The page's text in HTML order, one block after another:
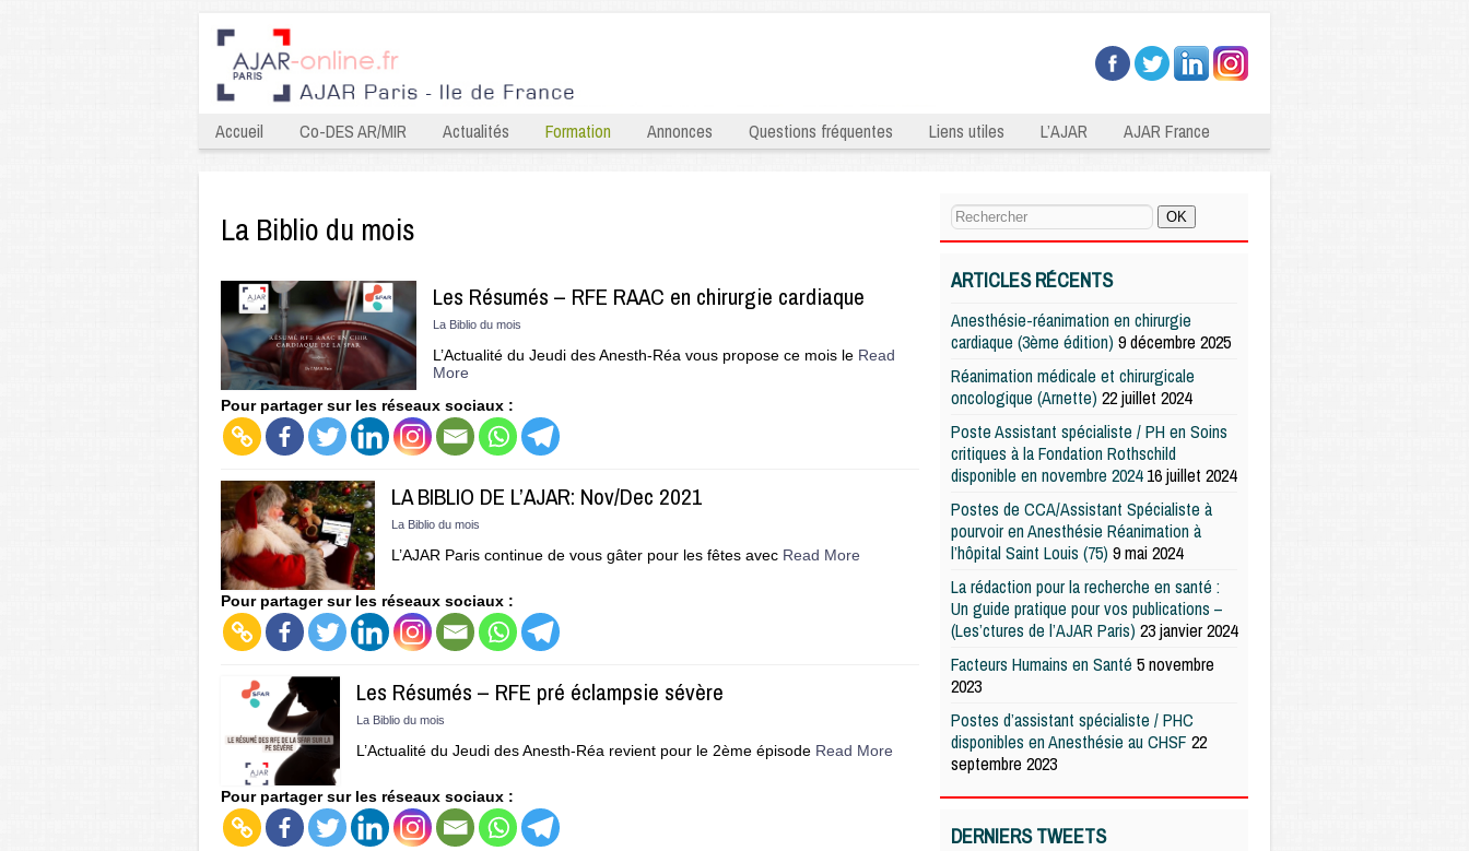
Accueil Co-DES AR/MIR Actualités Formation Annonces Questions fréquentes Liens utiles L’AJAR AJAR France
La Biblio du mois
Les Résumés – RFE RAAC en chirurgie cardiaque
La Biblio du mois
L’Actualité du Jeudi des Anesth-Réa vous propose ce mois le Read
More
Pour partager sur les réseaux sociaux :
LA BIBLIO DE L’AJAR: Nov/Dec 2021
La Biblio du mois
L’AJAR Paris continue de vous gâter pour les fêtes avec Read More
Pour partager sur les réseaux sociaux :
Les Résumés – RFE pré éclampsie sévère
La Biblio du mois
L’Actualité du Jeudi des Anesth-Réa revient pour le 2ème épisode Read More
Pour partager sur les réseaux sociaux :
ARTICLES RÉCENTS
Anesthésie-réanimation en chirurgie
cardiaque (3ème édition) 9 décembre 2025
Réanimation médicale et chirurgicale
oncologique (Arnette) 22 juillet 2024
Poste Assistant spécialiste / PH en Soins
critiques à la Fondation Rothschild
disponible en novembre 2024 16 juillet 2024
Postes de CCA/Assistant Spécialiste à
pourvoir en Anesthésie Réanimation à
l’hôpital Saint Louis (75) 9 mai 2024
La rédaction pour la recherche en santé :
Un guide pratique pour vos publications –
(Les’ctures de l’AJAR Paris) 23 janvier 2024
Facteurs Humains en Santé 5 novembre
2023
Postes d’assistant spécialiste / PHC
disponibles en Anesthésie au CHSF 22
septembre 2023
DERNIERS TWEETS